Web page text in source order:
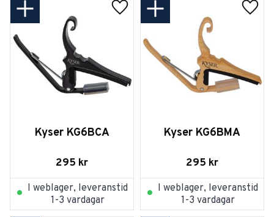
Kyser KG6BCA
295 kr
Lägg till i favoriter
I weblager, leveranstid
1-3 vardagar
Kyser KG6BMA
295 kr
I weblager, leveranstid
1-3 vardagar